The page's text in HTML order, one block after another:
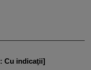
:Cu indicaţii]